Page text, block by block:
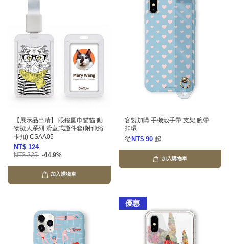
【展示品出清】 眼鏡圍巾貓貓 動
物擬人系列 滑蓋式證件套(附伸縮
卡扣) CSAA05
NT$ 124
NT$ 225 -44.9%
加入購物車
客製加購 手機殼手帶 支架 腕帶
扣環
從 NT$ 90 起
加入購物車
優惠